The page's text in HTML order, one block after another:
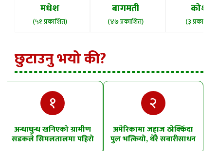
मधेश
(५१ प्रकाशित)
बागमती
(४७ प्रकाशित)
कोशी
(३ प्रकाशित)
छुटाउनु भयो की?
१
अन्धाधुन्ध खनिएको ग्रामीण
सडकले सिमलतालमा पहिरो
२
अमेरिकामा जहाज ठोक्किँदा
पुल भत्कियो, धेरै सवारीसाधन